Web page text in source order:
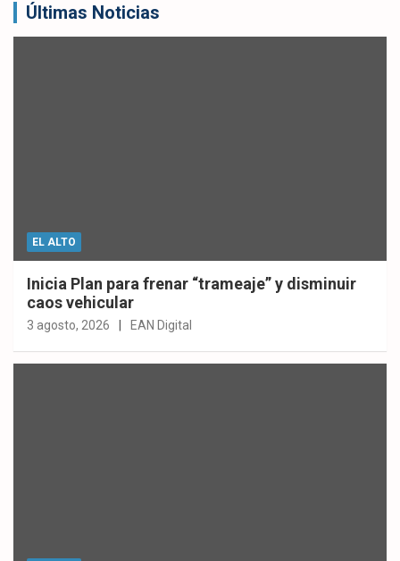
Últimas Noticias
EL ALTO
Inicia Plan para frenar “trameaje” y disminuir
caos vehicular
3 agosto, 2026 EAN Digital